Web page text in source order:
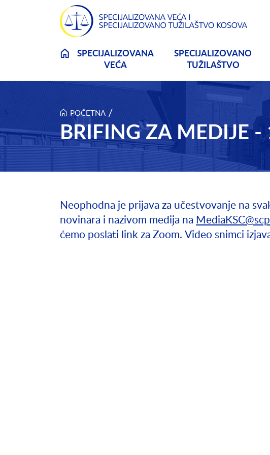
Skip to main content
SPECIJALIZOVANA
VEĆA
SPECIJALIZOVANO
TUŽILAŠTVO
POČETNA /
BRIFING ZA MEDIJE -
Neophodna je prijava za učestvovanje na
novinara i nazivom medija na
ćemo poslati link za Zoom. Video snimci